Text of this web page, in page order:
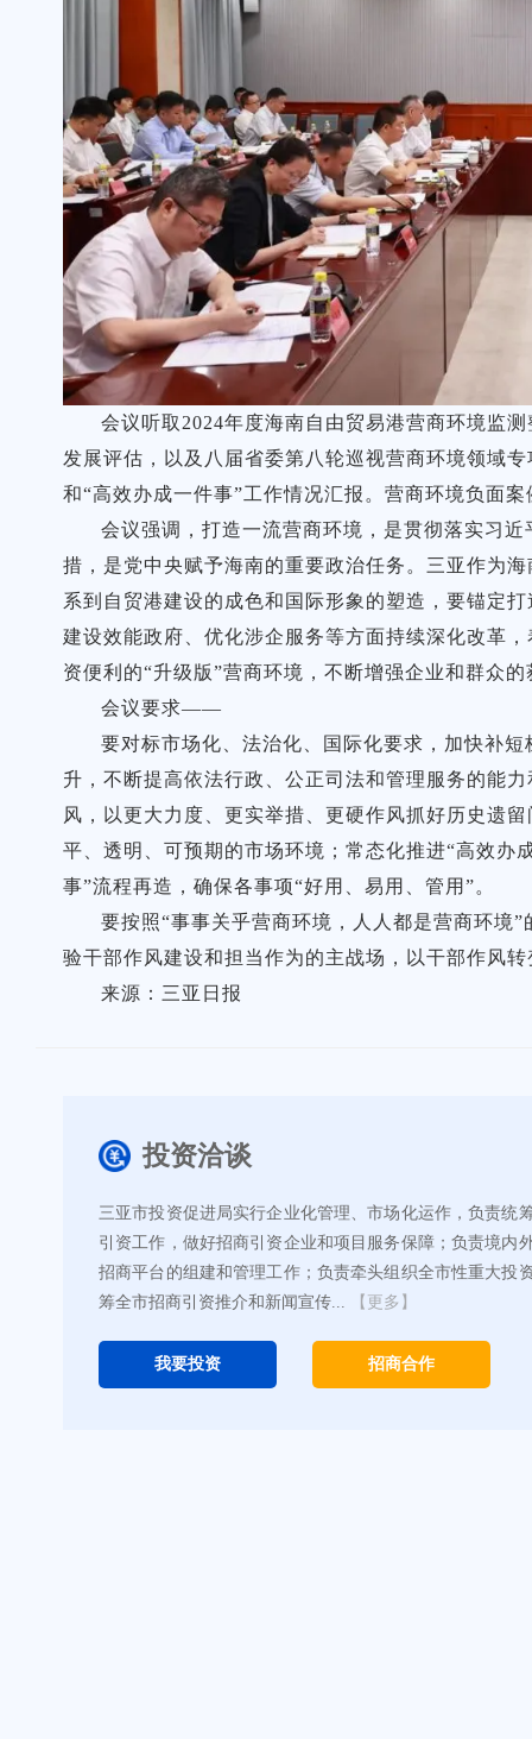
会议听取2024年度海南自由贸易港营商环境监
发展评估，以及八届省委第八轮巡视营商环境领域
和“高效办成一件事”工作情况汇报。营商环境负面
会议强调，打造一流营商环境，是贯彻落实习
措，是党中央赋予海南的重要政治任务。三亚作为
系到自贸港建设的成色和国际形象的塑造，要锚定
建设效能政府、优化涉企服务等方面持续深化改革
资便利的“升级版”营商环境，不断增强企业和群众
会议要求——
要对标市场化、法治化、国际化要求，加快补
升，不断提高依法行政、公正司法和管理服务的能
风，以更大力度、更实举措、更硬作风抓好历史遗
平、透明、可预期的市场环境；常态化推进“高效办
事”流程再造，确保各事项“好用、易用、管用”。
要按照“事事关乎营商环境，人人都是营商环境
验干部作风建设和担当作为的主战场，以干部作风
来源：三亚日报
投资洽谈
三亚市投资促进局实行企业化管理、市场化运作，负责统
引资工作，做好招商引资企业和项目服务保障；负责境内
招商平台的组建和管理工作；负责牵头组织全市性重大投
筹全市招商引资推介和新闻宣传...
【更多】
我要投资 招商合作